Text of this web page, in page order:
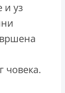
и уз
човека.